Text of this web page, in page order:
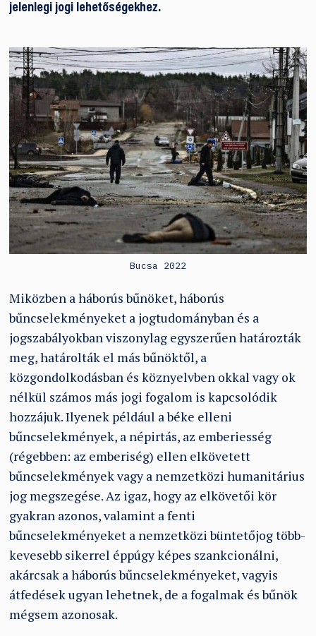
jelenlegi jogi lehetőségekhez.
Bucsa 2022
Miközben a háborús bűnöket, háborús
bűncselekményeket a jogtudományban és a
jogszabályokban viszonylag egyszerűen határozták
meg, határolták el más bűnöktől, a
közgondolkodásban és köznyelvben okkal vagy ok
nélkül számos más jogi fogalom is kapcsolódik
hozzájuk. Ilyenek például a béke elleni
bűncselekmények, a népirtás, az emberiesség
(régebben: az emberiség) ellen elkövetett
bűncselekmények vagy a nemzetközi humanitárius
jog megszegése. Az igaz, hogy az elkövetői kör
gyakran azonos, valamint a fenti
bűncselekményeket a nemzetközi büntetőjog több-
kevesebb sikerrel éppúgy képes szankcionálni,
akárcsak a háborús bűncselekményeket, vagyis
átfedések ugyan lehetnek, de a fogalmak és bűnök
mégsem azonosak.